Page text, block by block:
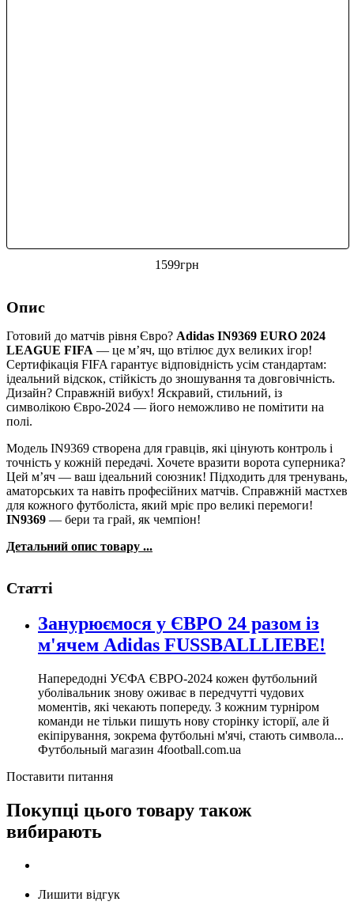
1599грн
Опис
Готовий до матчів рівня Євро? Adidas IN9369 EURO 2024
LEAGUE FIFA — це м’яч, що втілює дух великих ігор!
Сертифікація FIFA гарантує відповідність усім стандартам:
ідеальний відскок, стійкість до зношування та довговічність.
Дизайн? Справжній вибух! Яскравий, стильний, із
символікою Євро-2024 — його неможливо не помітити на
полі.
Модель IN9369 створена для гравців, які цінують контроль і
точність у кожній передачі. Хочете вразити ворота суперника?
Цей м’яч — ваш ідеальний союзник! Підходить для тренувань,
аматорських та навіть професійних матчів. Справжній мастхев
для кожного футболіста, який мріє про великі перемоги!
IN9369 — бери та грай, як чемпіон!
Детальний опис товару ...
Статті
Занурюємося у ЄВРО 24 разом із
м'ячем Adidas FUSSBALLLIEBE!
Напередодні УЄФА ЄВРО-2024 кожен футбольний
уболівальник знову оживає в передчутті чудових
моментів, які чекають попереду. З кожним турніром
команди не тільки пишуть нову сторінку історії, але й
екіпірування, зокрема футбольні м'ячі, стають символа...
Футбольный магазин 4football.com.ua
Поставити питання
Покупці цього товару також
вибирають
Лишити відгук